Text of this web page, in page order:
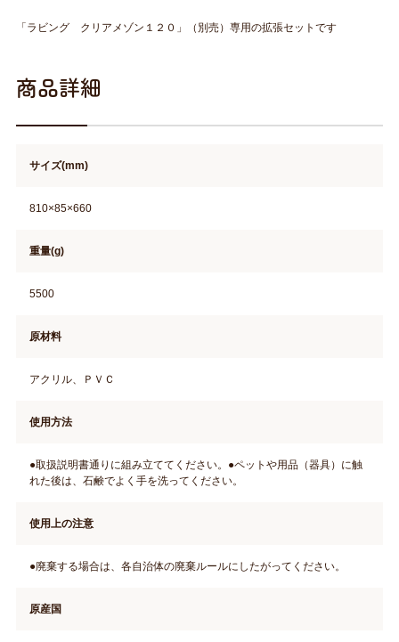
「ラビング クリアメゾン１２０」（別売）専用の拡張セットです
商品詳細
サイズ(mm)
810×85×660
重量(g)
5500
原材料
アクリル、ＰＶＣ
使用方法
●取扱説明書通りに組み立ててください。●ペットや用品（器具）に触
れた後は、石鹸でよく手を洗ってください。
使用上の注意
●廃棄する場合は、各自治体の廃棄ルールにしたがってください。
原産国